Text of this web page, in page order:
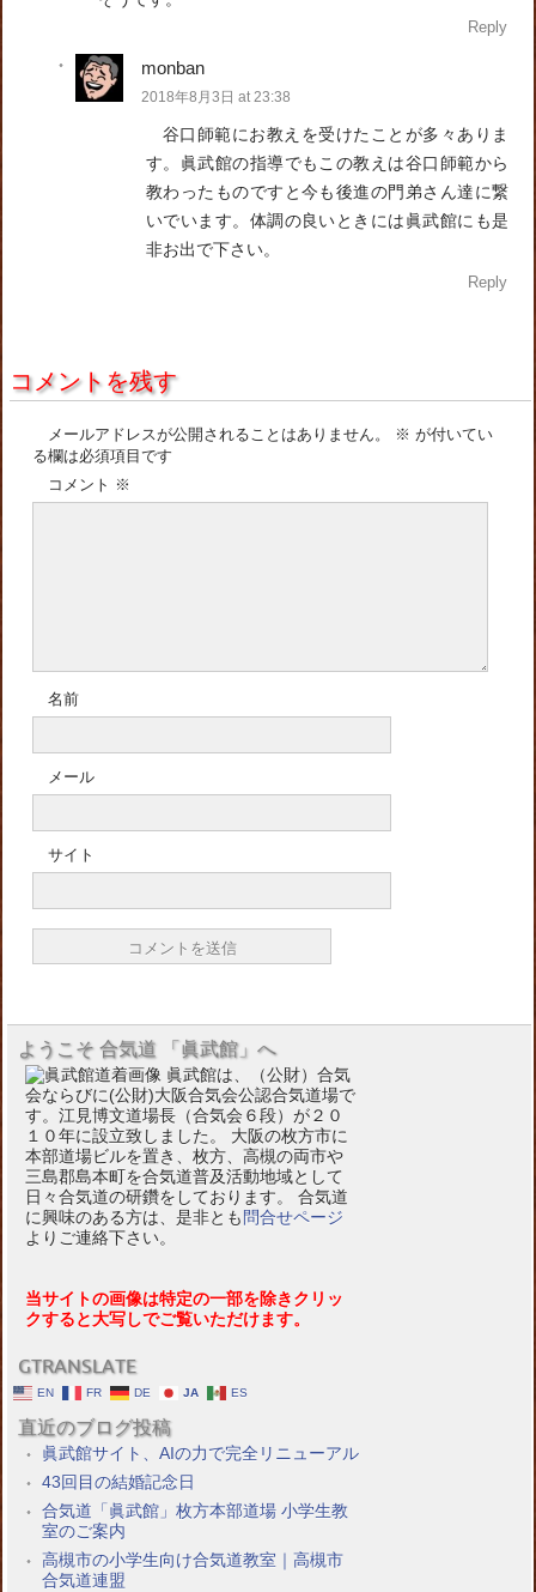
Reply
monban
2018年8月3日 at 23:38
谷口師範にお教えを受けたことが多々ありま
す。眞武館の指導でもこの教えは谷口師範から
教わったものですと今も後進の門弟さん達に繋
いでいます。体調の良いときには眞武館にも是
非お出で下さい。
Reply
コメントを残す
メールアドレスが公開されることはありません。 ※ が付いてい
る欄は必須項目です
コメント ※
名前
メール
サイト
ようこそ 合気道 「眞武館」へ
眞武館は、（公財）合気
会ならびに(公財)大阪合気会公認合気道場で
す。江見博文道場長（合気会６段）が２０
１０年に設立致しました。 大阪の枚方市に
本部道場ビルを置き、枚方、高槻の両市や
三島郡島本町を合気道普及活動地域として
日々合気道の研鑽をしております。 合気道
に興味のある方は、是非とも 問合せページ
よりご連絡下さい。
当サイトの画像は特定の一部を除きクリッ
クすると大写しでご覧いただけます。
GTRANSLATE
EN FR DE JA ES
直近のブログ投稿
眞武館サイト、AIの力で完全リニューアル
43回目の結婚記念日
合気道「眞武館」枚方本部道場 小学生教
室のご案内
高槻市の小学生向け合気道教室｜高槻市
合気道連盟